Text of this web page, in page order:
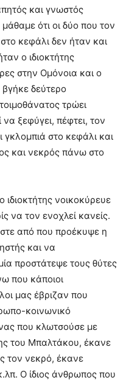
και γνωστός
ότι οι δύο που τον
κεφάλι δεν ήταν και
ο ιδιοκτήτης
στην Ομόνοια και ο
δεύτερο
τρώει
ξεφύγει, πέφτει, τον
γκλομπιά στο κεφάλι και
και νεκρός πάνω στο
νοικοκύρευε
να τον ενοχλεί κανείς.
από που προέκυψε η
και να
προστάτεψε τους θύτες
που κάποιοι
μας έβριζαν που
κοινωνικό
που κλωτσούσε με
του Μπαλτάκου, έκανε
τον νεκρό, έκανε
Ο ίδιος άνθρωπος που